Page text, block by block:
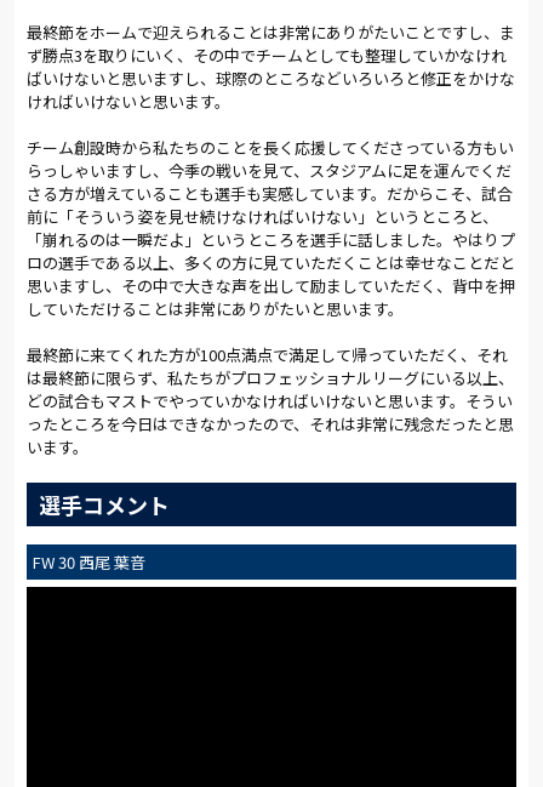
最終節をホームで迎えられることは非常にありがたいことですし、ま
ず勝点3を取りにいく、その中でチームとしても整理していかなけれ
ばいけないと思いますし、球際のところなどいろいろと修正をかけな
ければいけないと思います。
チーム創設時から私たちのことを長く応援してくださっている方もい
らっしゃいますし、今季の戦いを見て、スタジアムに足を運んでくだ
さる方が増えていることも選手も実感しています。だからこそ、試合
前に「そういう姿を見せ続けなければいけない」というところと、
「崩れるのは一瞬だよ」というところを選手に話しました。やはりプ
ロの選手である以上、多くの方に見ていただくことは幸せなことだと
思いますし、その中で大きな声を出して励ましていただく、背中を押
していただけることは非常にありがたいと思います。
最終節に来てくれた方が100点満点で満足して帰っていただく、それ
は最終節に限らず、私たちがプロフェッショナルリーグにいる以上、
どの試合もマストでやっていかなければいけないと思います。そうい
ったところを今日はできなかったので、それは非常に残念だったと思
います。
選手コメント
FW 30 西尾 葉音